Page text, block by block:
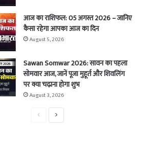
आज का राशिफल: 05 अगस्त 2026 – जानिए
कैसा रहेगा आपका आज का दिन
August 5, 2026
Sawan Somwar 2026: सावन का पहला
सोमवार आज, जानें पूजा मुहूर्त और शिवलिंग
पर क्या चढ़ाना होगा शुभ
August 3, 2026
PreviousNext